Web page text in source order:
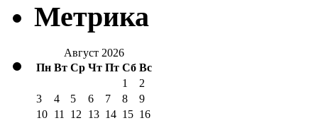
Метрика
Август 2026
Пн Вт Ср Чт Пт Сб Вс
1
2
3
4 5 6 7 8
9
10 11 12 13 14 15 16